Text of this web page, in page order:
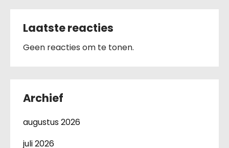
Laatste reacties
Geen reacties om te tonen.
Archief
augustus 2026
juli 2026